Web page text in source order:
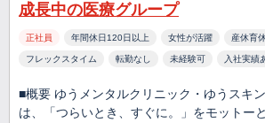
成長中の医療グループ
正社員 年間休日120日以上 女性が活躍 産休育
フレックスタイム 転勤なし 未経験可 入社実績
■概要 ゆうメンタルクリニック・ゆうスキ
は、「つらいとき、すぐに。」をモットー